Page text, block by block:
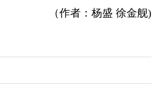
（作者：杨盛 徐金舰)